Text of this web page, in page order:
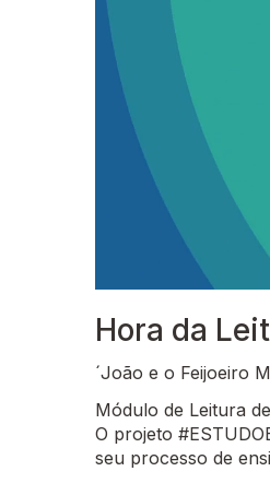
Hora da
´João e o Feijoeiro
Módulo de Leitura
O projeto
seu processo de